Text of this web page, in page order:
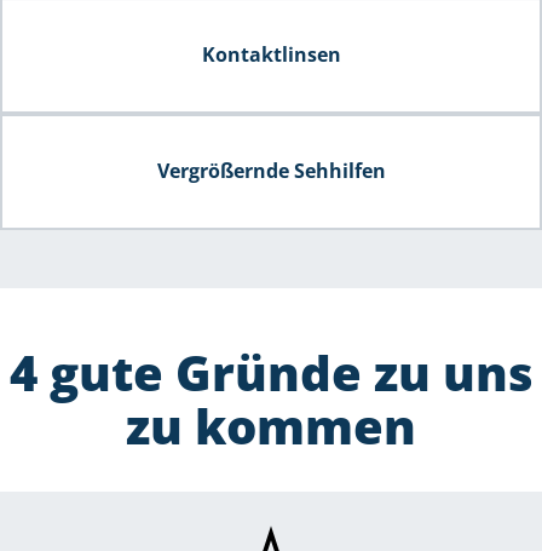
Kontaktlinsen
Vergrößernde Sehhilfen
4 gute Gründe zu uns
zu kommen